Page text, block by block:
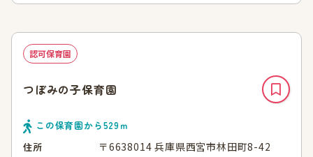
認可保育園
つぼみの子保育園
この保育園から529ｍ
住所
〒6638014 兵庫県西宮市林田町8-42